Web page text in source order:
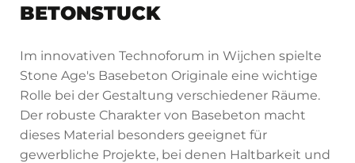
BETONSTUCK
Im innovativen Technoforum in Wijchen spielte
Stone Age's Basebeton Originale eine wichtige
Rolle bei der Gestaltung verschiedener Räume.
Der robuste Charakter von Basebeton macht
dieses Material besonders geeignet für
gewerbliche Projekte, bei denen Haltbarkeit und